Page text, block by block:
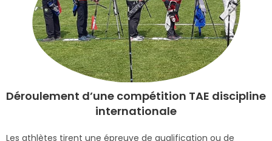
Déroulement d’une compétition TAE discipline
internationale
Les athlètes tirent une épreuve de qualification ou de